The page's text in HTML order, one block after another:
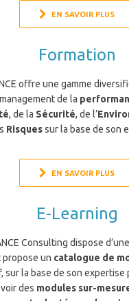
EN SAVOIR PLUS
Formation
offre une gamme
de la
, de la Sécurité, de l’
Risquessur la base de son
EN SAVOIR PLUS
E-Learning
Consulting dispose d’une
propose un catalogue de
sur la base de son expertise
des modules sur-